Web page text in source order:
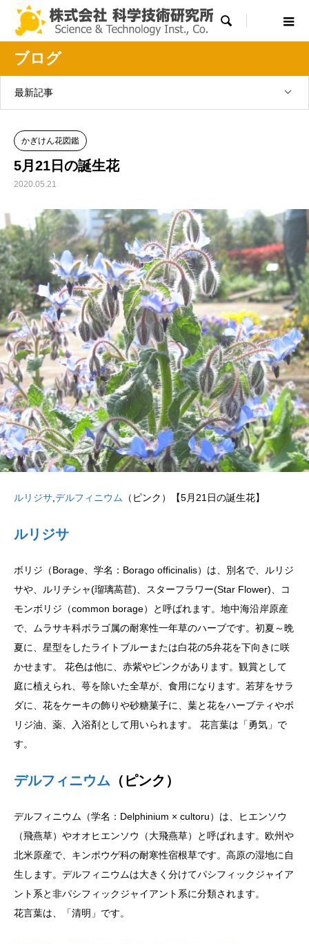

ブログ
最新記事
かぎけん花図鑑
5月21日の誕生花
2020.05.21
ルリジサ デルフィニウム （ピンク）【5月21日の誕生花】
ルリジサ
ボリジ（Borage、学名：Borago officinalis）は、別名で、ルリジ
サや、ルリチシャ(瑠璃萵苣)、スターフラワー(Star Flower)、コ
モンボリジ（common borage）と呼ばれます。地中海沿岸原産
で、ムラサキ科ボラゴ属の耐寒性一年草のハーブです。初夏～晩
夏に、星型をしたライトブルーまたは白花の5弁花を下向きに咲
かせます。 花色は他に、赤紫やピンクがあります。観賞として
庭に植えられ、萼を除いた全草が、食用になります。若芽をサラ
ダに、花をケーキの飾りや砂糖菓子に、葉と花をハーブティやボ
リジ油、薬、入浴剤として用いられます。 花言葉は「勇気」で
す。
デルフィニウム （ピンク）
デルフィニウム（学名：Delphinium × cultoru）は、ヒエンソウ
（飛燕草）やオオヒエンソウ（大飛燕草）と呼ばれます。欧州や
北米原産で、キンポウゲ科の耐寒性宿根草です。高原の湿地に自
生します。デルフィニウムは大きく分けてパシフィックジャイア
ント系と非パシフィックジャイアント系に分類されます。
花言葉は、「清明」です。